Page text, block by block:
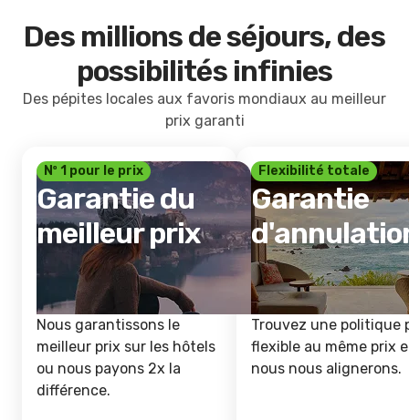
Des millions de séjours, des
possibilités infinies
Des pépites locales aux favoris mondiaux au meilleur
prix garanti
Nº 1 pour le prix
Garantie du
meilleur prix
Nous garantissons le
meilleur prix sur les hôtels
ou nous payons 2x la
différence.
Flexibilité totale
Garantie
Trouvez une politique
flexible au même prix
nous nous alignerons.